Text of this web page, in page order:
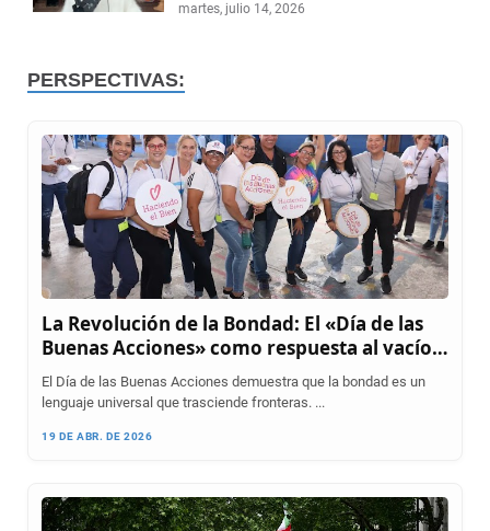
martes, julio 14, 2026
PERSPECTIVAS:
La Revolución de la Bondad: El «Día de las
Buenas Acciones» como respuesta al vacío
en la era digital
El Día de las Buenas Acciones demuestra que la bondad es un
lenguaje universal que trasciende fronteras. ...
19 DE ABR. DE 2026